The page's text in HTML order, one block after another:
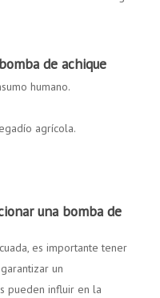
de achique
humano.
agrícola.
una bomba de
es importante tener
un
pueden influir en la